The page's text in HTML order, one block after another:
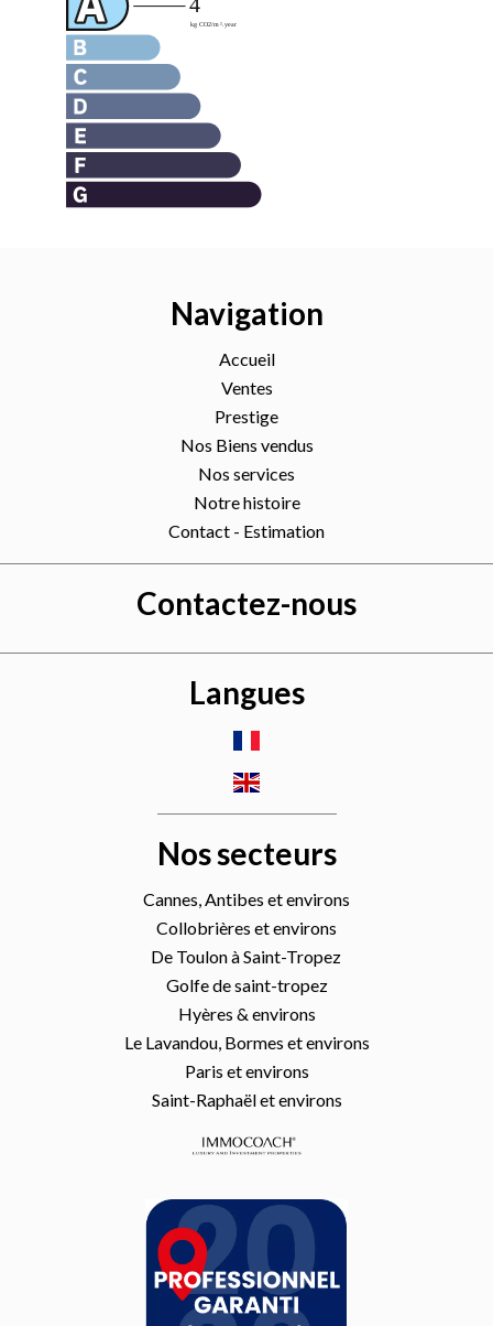
Navigation
Accueil
Ventes
Prestige
Nos Biens vendus
Nos services
Notre histoire
Contact - Estimation
Contactez-nous
Langues
Nos secteurs
Cannes, Antibes et environs
Collobrières et environs
De Toulon à Saint-Tropez
Golfe de saint-tropez
Hyères & environs
Le Lavandou, Bormes et environs
Paris et environs
Saint-Raphaël et environs